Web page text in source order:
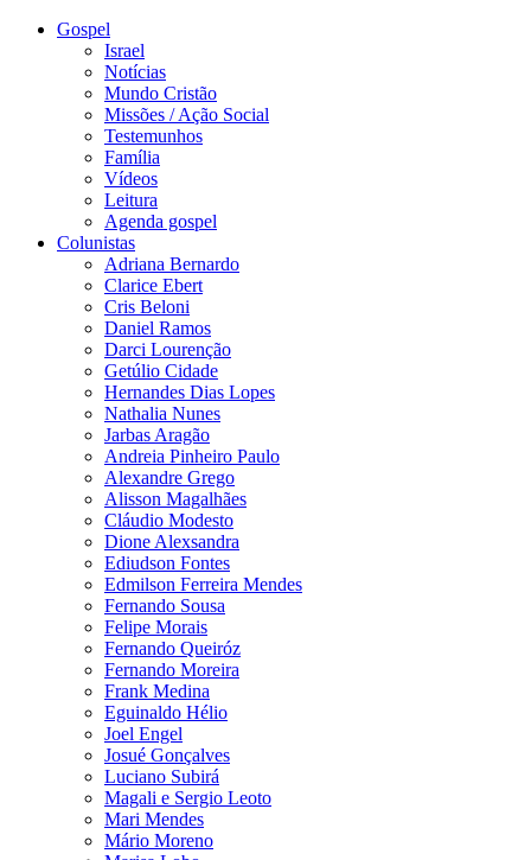
Gospel
Israel
Notícias
Mundo Cristão
Missões / Ação Social
Testemunhos
Família
Vídeos
Leitura
Agenda gospel
Colunistas
Adriana Bernardo
Clarice Ebert
Cris Beloni
Daniel Ramos
Darci Lourenção
Getúlio Cidade
Hernandes Dias Lopes
Nathalia Nunes
Jarbas Aragão
Andreia Pinheiro Paulo
Alexandre Grego
Alisson Magalhães
Cláudio Modesto
Dione Alexsandra
Ediudson Fontes
Edmilson Ferreira Mendes
Fernando Sousa
Felipe Morais
Fernando Queiróz
Fernando Moreira
Frank Medina
Eguinaldo Hélio
Joel Engel
Josué Gonçalves
Luciano Subirá
Magali e Sergio Leoto
Mari Mendes
Mário Moreno